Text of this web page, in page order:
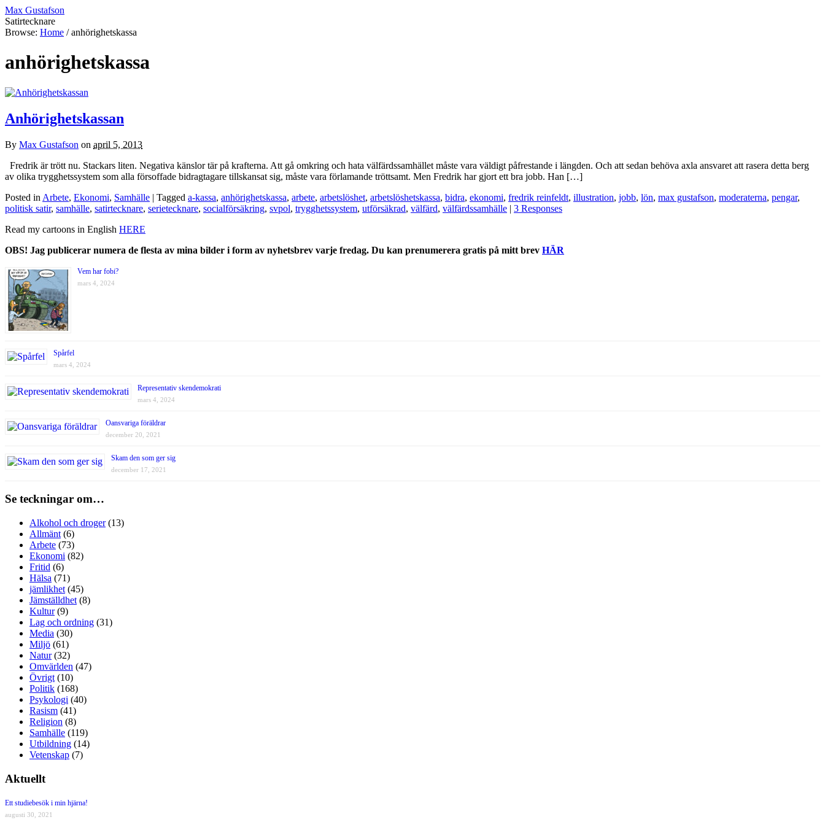
Max Gustafson
Satirtecknare
Browse: Home / anhörighetskassa
anhörighetskassa
Anhörighetskassan
By Max Gustafson on april 5, 2013
Fredrik är trött nu. Stackars liten. Negativa känslor tär på krafterna. Att gå omkring och hata välfärdssamhället måste vara väldigt påfrestande i längden. Och att sedan behöva axla ansvaret att rasera detta berg
av olika trygghetssystem som alla försoffade bidragtagare tillskansat sig, måste vara förlamande tröttsamt. Men Fredrik har gjort ett bra jobb. Han […]
Posted in Arbete, Ekonomi, Samhälle | Tagged a-kassa, anhörighetskassa, arbete, arbetslöshet, arbetslöshetskassa, bidra, ekonomi, fredrik reinfeldt, illustration, jobb, lön, max gustafson, moderaterna, pengar,
politisk satir, samhälle, satirtecknare, serietecknare, socialförsäkring, svpol, trygghetssystem, utförsäkrad, välfärd, välfärdssamhälle | 3 Responses
Read my cartoons in English HERE
OBS! Jag publicerar numera de flesta av mina bilder i form av nyhetsbrev varje fredag. Du kan prenumerera gratis på mitt brev HÄR
Vem har fobi?
mars 4, 2024
Spårfel
mars 4, 2024
Representativ skendemokrati
mars 4, 2024
Oansvariga föräldrar
december 20, 2021
Skam den som ger sig
december 17, 2021
Se teckningar om…
Alkohol och droger(13)
Allmänt (6)
Arbete (73)
Ekonomi (82)
Fritid (6)
Hälsa (71)
jämlikhet (45)
Jämställdhet (8)
Kultur(9)
Lag och ordning (31)
Media (30)
Miljö (61)
Natur(32)
Omvärlden (47)
Övrigt (10)
Politik (168)
Psykologi (40)
Rasism (41)
Religion (8)
Samhälle (119)
Utbildning (14)
Vetenskap (7)
Aktuellt
Ett studiebesök i min hjärna!
augusti 30, 2021